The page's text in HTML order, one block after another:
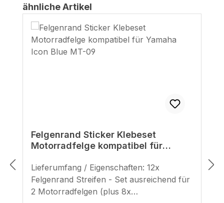
Produktgalerie überspringen
ähnliche Artikel
Felgenrand Sticker Klebeset
Motorradfelge kompatibel für
Lieferumfang / Eigenschaften: 12x
Felgenrand Streifen - Set ausreichend für
2 Motorradfelgen (plus 8x